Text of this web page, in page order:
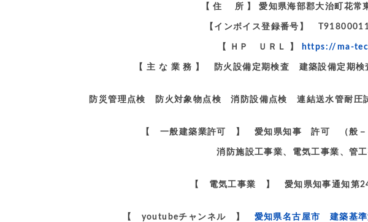
【 住 所 】 愛知県海部郡大治町花常
【インボイス登録番号】
【 ＨＰ ＵＲＬ 】 https://ma-
【 主 な 業 務 】 防火設備定期検査 建築設備定期
防災管理点検 防火対象物点検 消防設備点検 連結送水管耐圧
【 一般建築業許可 】 愛知県知事 許可 （般－
消防施設工事業、電気工事業、管
【 電気工事業 】 愛知県知事通知第
【 youtubeチャンネル 】 愛知県名古屋市 建築基